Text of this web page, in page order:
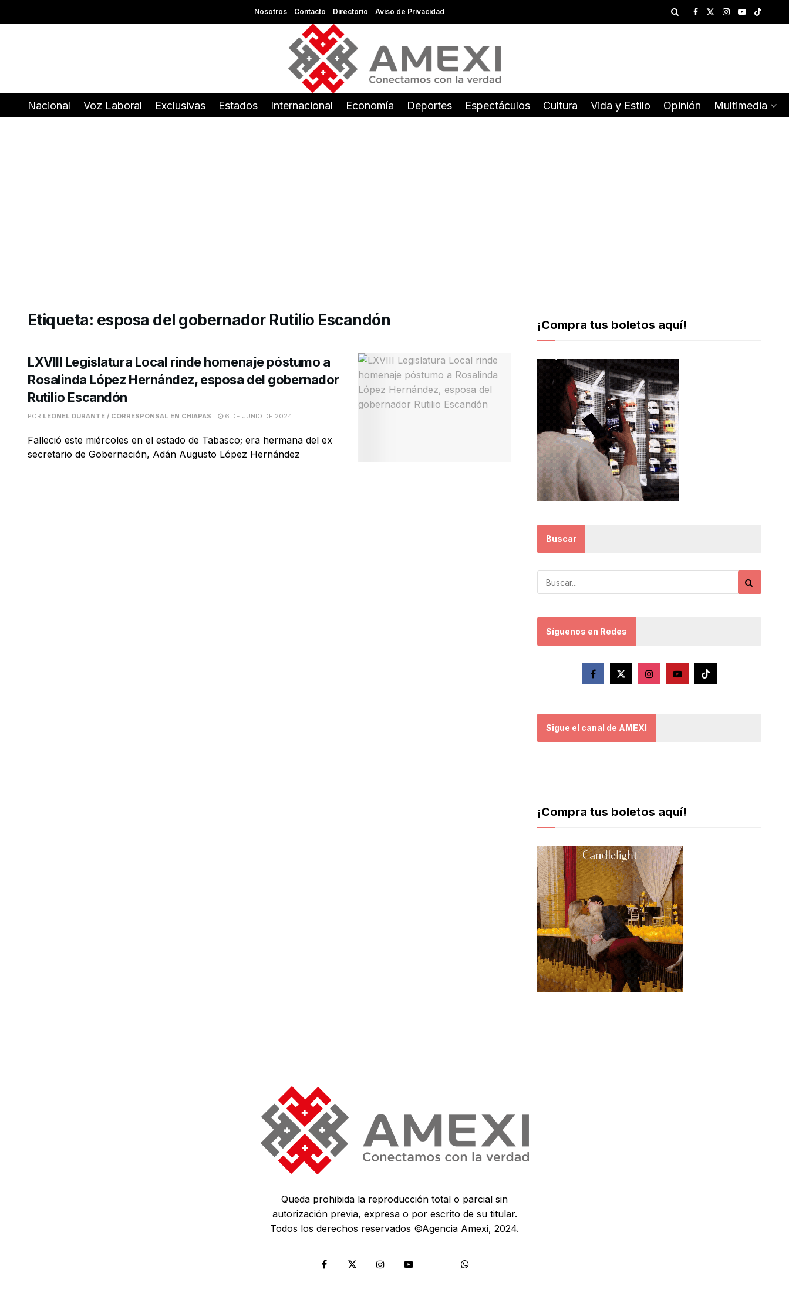
Nosotros Contacto Directorio Aviso de Privacidad
Nacional Voz Laboral Exclusivas Estados Internacional Economía Deportes Espectáculos Cultura Vida y Estilo Opinión Multimedia
Etiqueta: esposa del gobernador Rutilio Escandón
LXVIII Legislatura Local rinde homenaje póstumo a
Rosalinda López Hernández, esposa del gobernador
Rutilio Escandón
POR LEONEL DURANTE / CORRESPONSAL EN CHIAPAS 6 DE JUNIO DE 2024
Falleció este miércoles en el estado de Tabasco; era hermana del ex
secretario de Gobernación, Adán Augusto López Hernández
¡Compra tus boletos aquí!
Buscar
Síguenos en Redes
Sigue el canal de AMEXI
¡Compra tus boletos aquí!
Queda prohibida la reproducción total o parcial sin
autorización previa, expresa o por escrito de su titular.
Todos los derechos reservados ©Agencia Amexi, 2024.